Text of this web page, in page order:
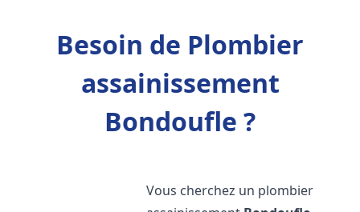
Besoin de Plombier
assainissement
Bondoufle ?
Vous cherchez un plombier